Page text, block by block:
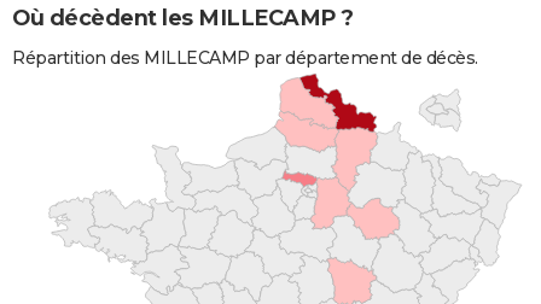
Où décèdent les MILLECAMP ?
Répartition des MILLECAMP par département de décès.